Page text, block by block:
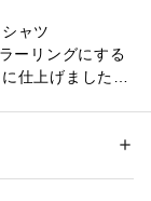
ャツ
ーリングにする
仕上げました
柔らかい風合い